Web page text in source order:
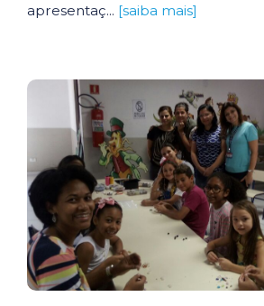
apresentaç... [saiba mais]